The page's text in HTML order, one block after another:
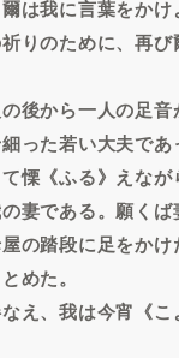
爾は我に言葉をか
りのために、再
後から一人の足音
った若い大夫で
慄《ふる》えなが
妻である。願くば
の踏段に足をかけ
めた。
なえ、我は今宵《